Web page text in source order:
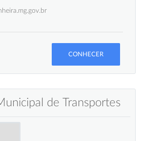
CONHECER
de Transportes